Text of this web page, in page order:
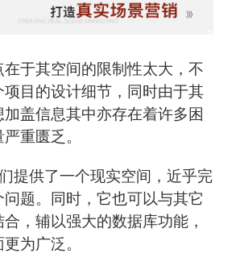
于其空间的限制性太大，不
项目的设计细节，同时由于其
盖信息其中亦存在着许多困
重匮乏。
提供了一个现实空间，近乎完
题。同时，它也可以与其它
，辅以强大的数据库功能，
为广泛。